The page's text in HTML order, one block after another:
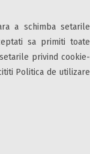
a schimba setarile
sa primiti toate
privind cookie-
Politica de utilizare